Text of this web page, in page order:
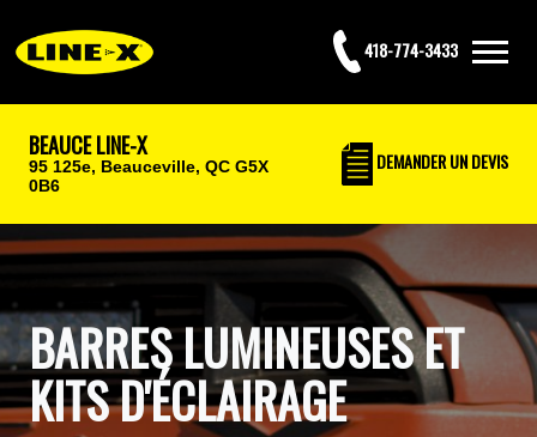
418-774-3433
BEAUCE LINE-X
95 125e, Beauceville, QC G5X
0B6
DEMANDER UN DEVIS
BARRES LUMINEUSES ET
KITS D'ÉCLAIRAGE